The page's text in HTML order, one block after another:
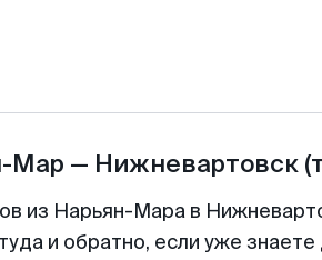
Мар — Нижневартовск
из Нарьян-Мара в
и обратно, если уже